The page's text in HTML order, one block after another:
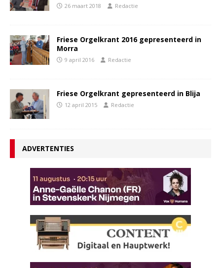
26 maart 2018 Redactie
Friese Orgelkrant 2016 gepresenteerd in
Morra
9 april 2016 Redactie
Friese Orgelkrant gepresenteerd in Blija
12 april 2015 Redactie
ADVERTENTIES